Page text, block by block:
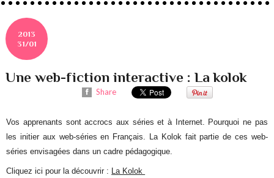
2013
31/01
Une web-fiction interactive : La kolok
Share
Vos apprenants sont accrocs aux séries et à Internet. Pourquoi ne pas
les initier aux web-séries en Français. La Kolok fait partie de ces web-
séries envisagées dans un cadre pédagogique.
Cliquez ici pour la découvrir : La Kolok